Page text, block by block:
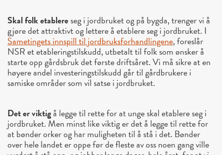
Skal folk etablereseg i jordbruket og på bygda, trenger vi å
gjøre det attraktivt og lettere å etablere seg i jordbruket. I
Sametingets innspill til jordbruksforhandlingene, foreslår
NSR et etableringstilskudd, utbetalt til folk som ønsker å
starte opp gårdsbruk det første driftsåret. Vi må sikre at en
høyere andel investeringstilskudd går til gårdbrukere i
samiske områder som vil satse i jordbruket.
Det er viktigå legge til rette for at unge skal etablere seg i
jordbruket. Men minst like viktig er det å legge til rette for
at bønder orker og har muligheten til å stå i det. Bønder
over hele landet er oppe før de fleste av oss noen gang ville